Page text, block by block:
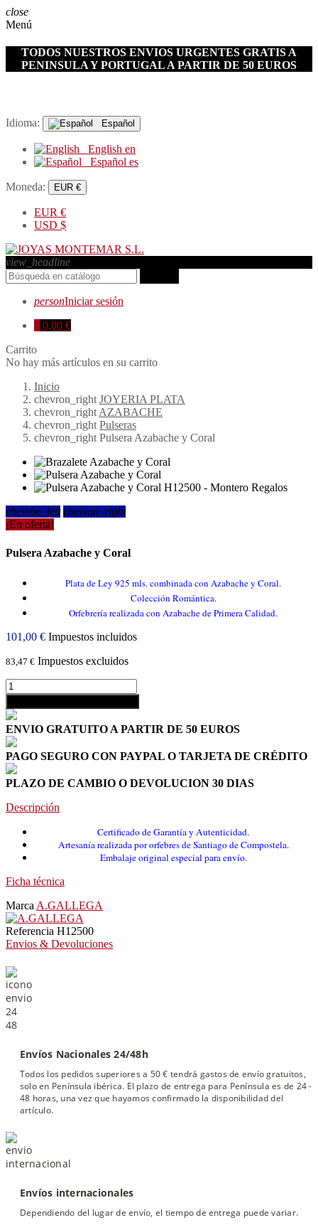
close
Menú
TODOS NUESTROS ENVIOS URGENTES GRATIS A
PENINSULA Y PORTUGAL A PARTIR DE 50 EUROS
Idioma: Español
English en
Español es
Moneda: EUR €
EUR €
USD $
view_headline
personIniciar sesión
0,00 €
Carrito
No hay más artículos en su carrito
Inicio
chevron_right JOYERIA PLATA
chevron_right AZABACHE
chevron_right Pulseras
chevron_right Pulsera Azabache y Coral
chevron_left chevron_right
¡En oferta!
Pulsera Azabache y Coral
Plata de Ley 925 mls. combinada con Azabache y Coral.
Colección Romántica.
Orfebrería realizada con Azabache de Primera Calidad.
101,00 € Impuestos incluidos
83,47 € Impuestos excluidos
ENVIO GRATUITO A PARTIR DE 50 EUROS
PAGO SEGURO CON PAYPAL O TARJETA DE CRÉDITO
PLAZO DE CAMBIO O DEVOLUCION 30 DIAS
Descripción
Certificado de Garantía y Autenticidad.
Artesanía realizada por orfebres de Santiago de Compostela.
Embalaje original especial para envío.
Ficha técnica
Marca A.GALLEGA
Referencia H12500
Envios & Devoluciones
Envíos Nacionales 24/48h
Todos los pedidos superiores a 50 € tendrá gastos de envío gratuitos,
solo en Península ibérica. El plazo de entrega para Península es de 24 -
48 horas, una vez que hayamos confirmado la disponibilidad del
artículo.
Envíos internacionales
Dependiendo del lugar de envío, el tiempo de entrega puede variar.